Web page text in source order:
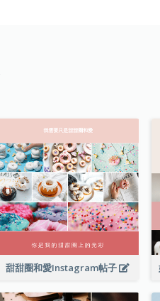
甜甜圈和愛Instagram帖子